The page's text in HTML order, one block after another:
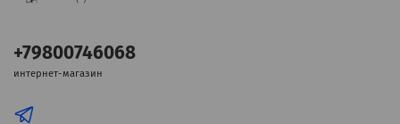
+79800746068
интернет-магазин